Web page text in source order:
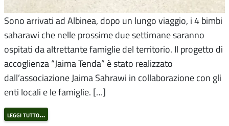
Sono arrivati ad Albinea, dopo un lungo viaggio, i 4 bimbi
saharawi che nelle prossime due settimane saranno
ospitati da altrettante famiglie del territorio. Il progetto di
accoglienza “Jaima Tenda” è stato realizzato
dall’associazione Jaima Sahrawi in collaborazione con gli
enti locali e le famiglie. […]
leggi tutto…